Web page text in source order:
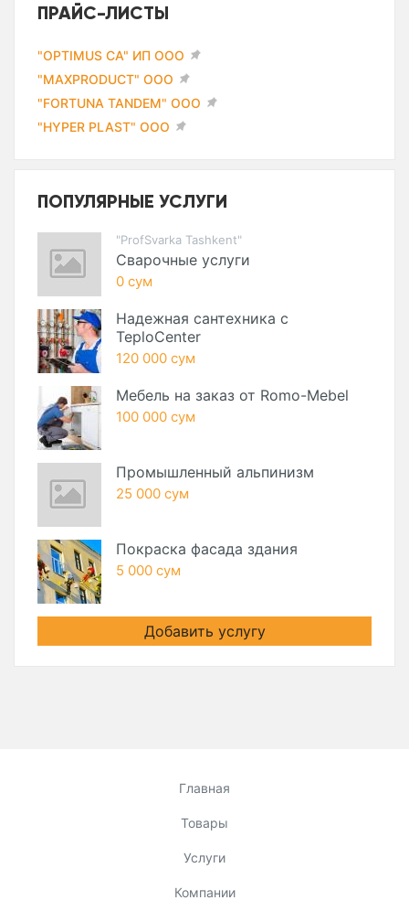
ПРАЙС-ЛИСТЫ
"OPTIMUS CA" ИП ООО
"MAXPRODUCT" ООО
"FORTUNA TANDEM" ООО
"HYPER PLAST" ООО
ПОПУЛЯРНЫЕ УСЛУГИ
"ProfSvarka Tashkent"
Сварочные услуги
0 сум
Надежная сантехника с
TeploCenter
120 000 сум
Мебель на заказ от Romo-Mebel
100 000 сум
Промышленный альпинизм
25 000 сум
Покраска фасада здания
5 000 сум
Добавить услугу
Главная
Товары
Услуги
Компании